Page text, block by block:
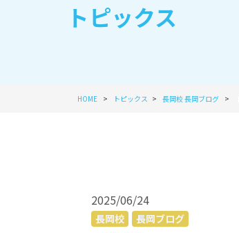
トピックス
HOME トピックス 長岡校長岡ブログ
2025/06/24
長岡校
長岡ブログ